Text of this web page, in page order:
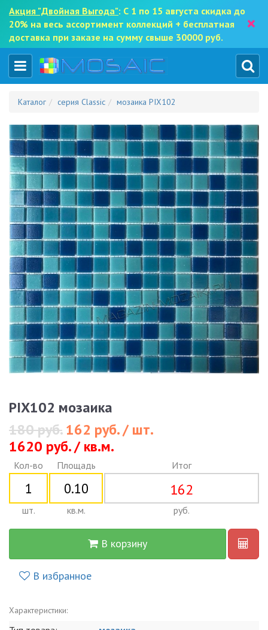
Акция "Двойная Выгода": С 1 по 15 августа скидка до
20% на весь ассортимент коллекций + бесплатная
доставка при заказе на сумму свыше 30000 руб.
×
Каталог серия Classic мозаика PIX102
PIX102 мозаика
180 руб.162 руб. / шт.
1620 руб. / кв.м.
Кол-во
шт.
Площадь
кв.м.
Итог
162
руб.
В корзину
В избранное
Характеристики: